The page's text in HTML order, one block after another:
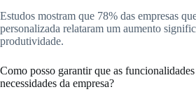
Estudos mostram que 78% das empresas
personalizada relataram um aumento
produtividade.
Como posso garantir que as
necessidades da empresa?